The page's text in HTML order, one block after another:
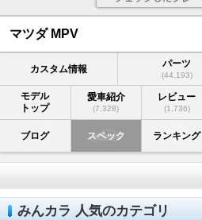
マツダ MPV
カスタム情報 パーツ
(44,193)
モデル
トップ
愛車紹介
(7,328)
レビュー
(1,736)
ブログ スペック ランキング
みんカラ 人気のカテゴリ